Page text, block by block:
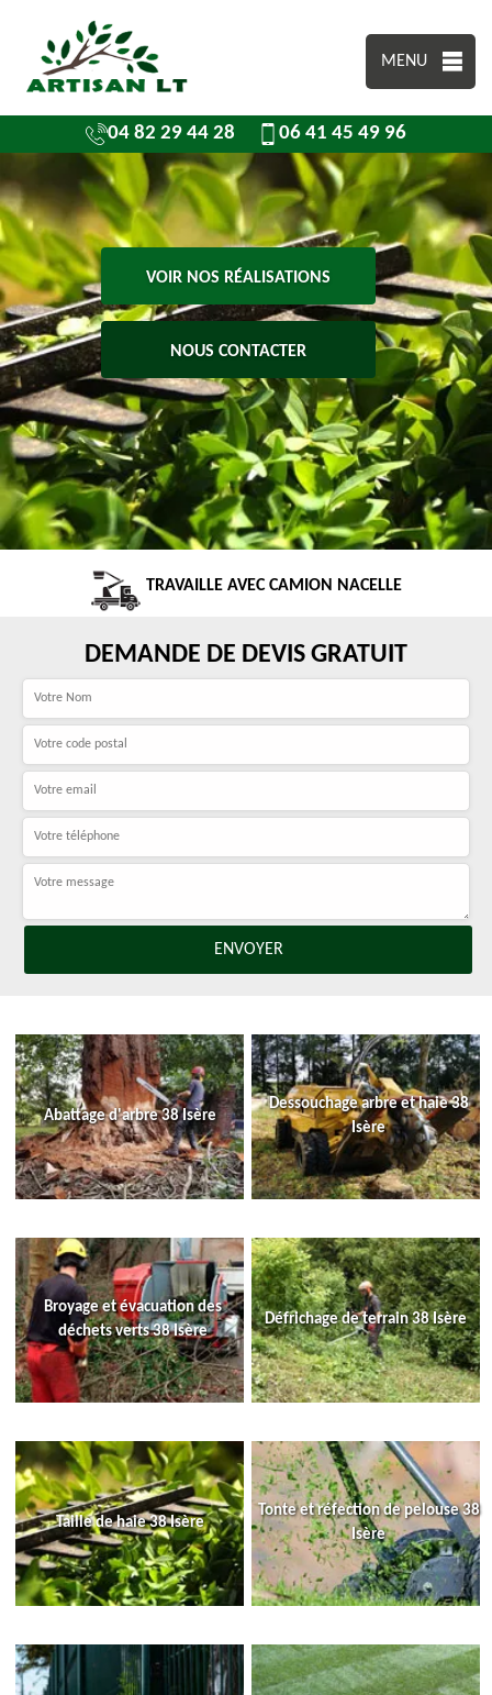
MENU
04 82 29 44 28 06 41 45 49 96
VOIR NOS RÉALISATIONS
NOUS CONTACTER
TRAVAILLE AVEC CAMION NACELLE
DEMANDE DE DEVIS GRATUIT
Abattage d'arbre 38 Isère
Dessouchage arbre et haie 38
Isère
Broyage et évacuation des
déchets verts 38 Isère
Défrichage de terrain 38 Isère
Taille de haie 38 Isère
Tonte et réfection de pelouse 38
Isère